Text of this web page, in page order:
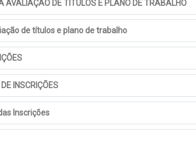
DE TÍTULOS E PLANO DE TRABALHO
de títulos e plano de trabalho
INSCRIÇÕES
Inscrições